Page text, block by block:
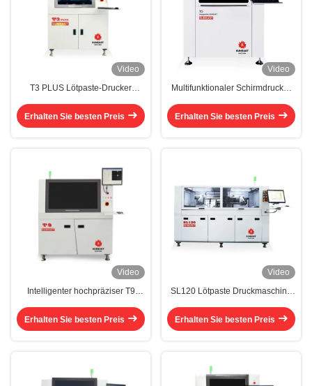
Video
T3 PLUS Lötpaste-Drucker
Kennzeichenerkennungstechnik
Erhalten Sie besten Preis
Video
Multifunktionaler Schirmdrucker
SMT-Druckmaschine
Erhalten Sie besten Preis
Video
Intelligenter hochpräziser T9
Lötpaste-Drucker
Erhalten Sie besten Preis
Video
SL120 Lötpaste Druckmaschine
Bildschirmdrucker
Erhalten Sie besten Preis